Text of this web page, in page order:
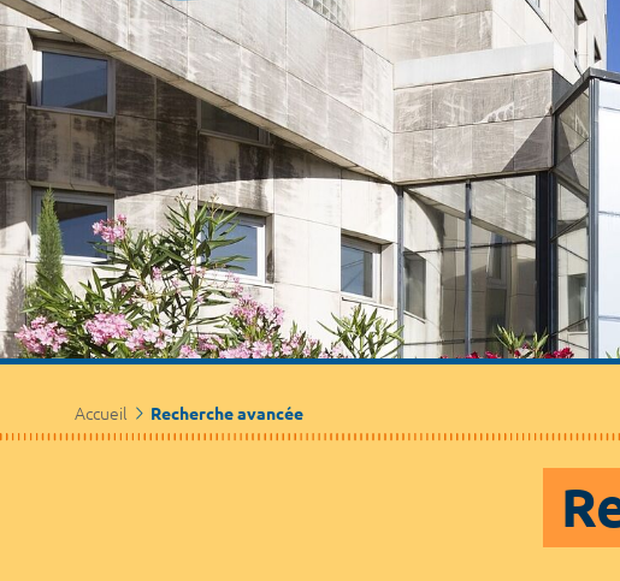
Accueil Recherche avancée